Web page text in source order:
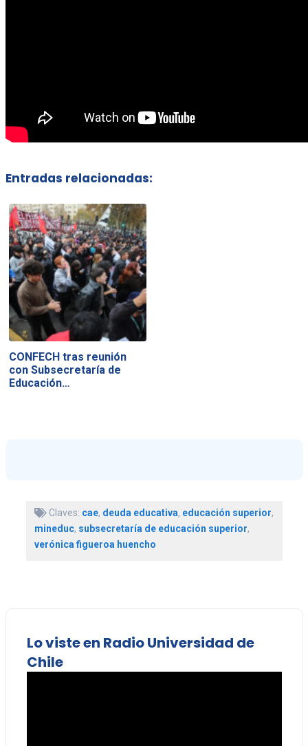
Entradas relacionadas:
CONFECH tras reunión
con Subsecretaría de
Educación…
Claves: cae, deuda educativa, educación superior,
mineduc, subsecretaría de educación superior,
verónica figueroa huencho
Lo viste en Radio Universidad de
Chile